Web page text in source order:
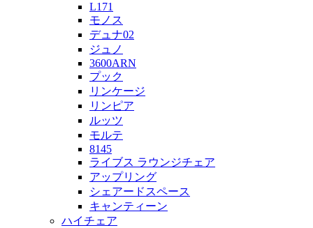
L171
モノス
デュナ02
ジュノ
3600ARN
プック
リンケージ
リンピア
ルッツ
モルテ
8145
ライブス ラウンジチェア
アップリング
シェアードスペース
キャンティーン
ハイチェア